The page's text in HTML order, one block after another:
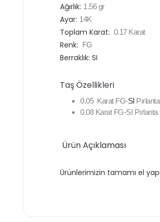
Ağırlık: 1.56 gr
Ayar: 14K
Toplam Karat: 0.17 Karat
Renk: FG
Berraklık: SI
Taş Özellikleri
0.05 Karat FG-SI Pırlanta
0.08 Karat FG-SI Pırlanta
Ürün Açıklaması
Ürünlerimizin tamamı el